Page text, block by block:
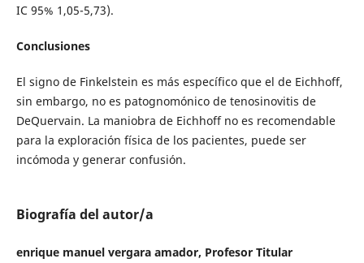
IC 95% 1,05-5,73).
Conclusiones
El signo de Finkelstein es más específico que el de Eichhoff,
sin embargo, no es patognomónico de tenosinovitis de
DeQuervain. La maniobra de Eichhoff no es recomendable
para la exploración física de los pacientes, puede ser
incómoda y generar confusión.
Biografía del autor/a
enrique manuel vergara amador, Profesor Titular